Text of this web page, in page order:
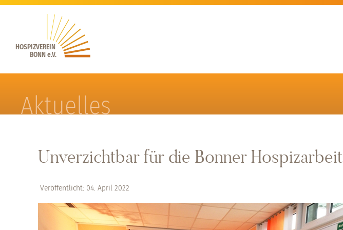
HOSPIZVEREIN
BONN e.V.
Aktuelles
Unverzichtbar für die Bonner Hospizarbeit
Veröffentlicht: 04. April 2022